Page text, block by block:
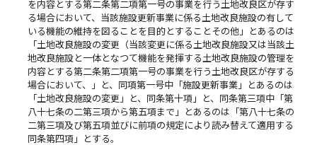
を内容とする第二条第二項第一号の事業を行う土地改良区が存す
る場合において、当該施設更新事業に係る土地改良施設の有して
いる機能の維持を図ることを目的とすることその他」とあるのは
「土地改良施設の変更（当該変更に係る土地改良施設又は当該土
地改良施設と一体となつて機能を発揮する土地改良施設の管理を
内容とする第二条第二項第一号の事業を行う土地改良区が存する
場合において、」と、同項第一号中「施設更新事業」とあるのは
「土地改良施設の変更」と、同条第十項」と、同条第三項中「第
八十七条の二第三項から第五項まで」とあるのは「第八十七条の
二第三項及び第五項並びに前項の規定により読み替えて適用する
同条第四項」とする。